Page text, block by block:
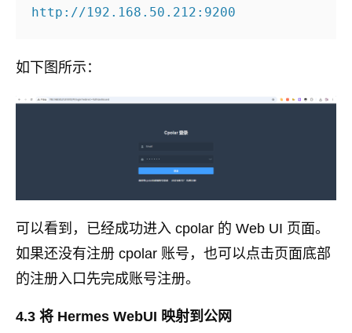
如下图所示：
可以看到，已经成功进入 cpolar 的 Web UI 页面。
如果还没有注册 cpolar 账号，也可以点击页面底部
的注册入口先完成账号注册。
4.3 将 Hermes WebUI 映射到公网